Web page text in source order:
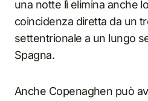
una notte lì elimina anche
coincidenza diretta da un
settentrionale a un lungo
Spagna.
Anche Copenaghen può